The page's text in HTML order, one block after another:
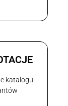
katalogu